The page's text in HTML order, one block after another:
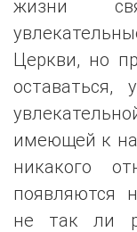
жизни
Церкви, но
оставаться,
имеющей к
никакого
появляются
не так ли